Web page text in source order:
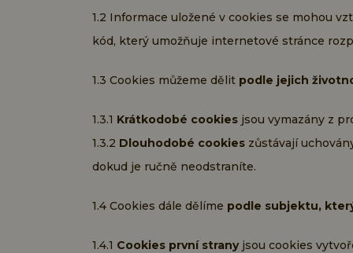
1.2 Informace uložené v cookies se mohou
kód, který umožňuje internetové stránce
1.3 Cookies můžeme dělit podle jejich
1.3.1 Krátkodobé cookies jsou vymazány z
1.3.2 Dlouhodobé cookies zůstávají
dokud je ručně neodstraníte.
1.4 Cookies dále dělíme podle subjektu,
1.4.1 Cookies první stranyjsou cookies